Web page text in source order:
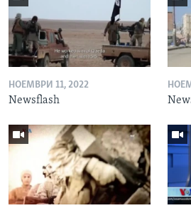
НОЕМВРИ 11, 2022
Newsflash